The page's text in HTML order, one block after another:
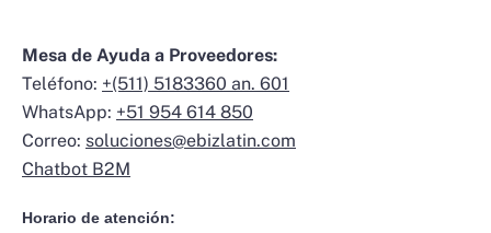
Mesa de Ayuda a Proveedores:
Teléfono: +(511) 5183360 an. 601
WhatsApp: +51 954 614 850
Correo: soluciones@ebizlatin.com
Chatbot B2M
Horario de atención: